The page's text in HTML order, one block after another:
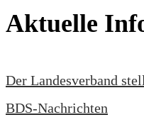
Aktuelle
Der Landesverband
BDS-Nachrichten